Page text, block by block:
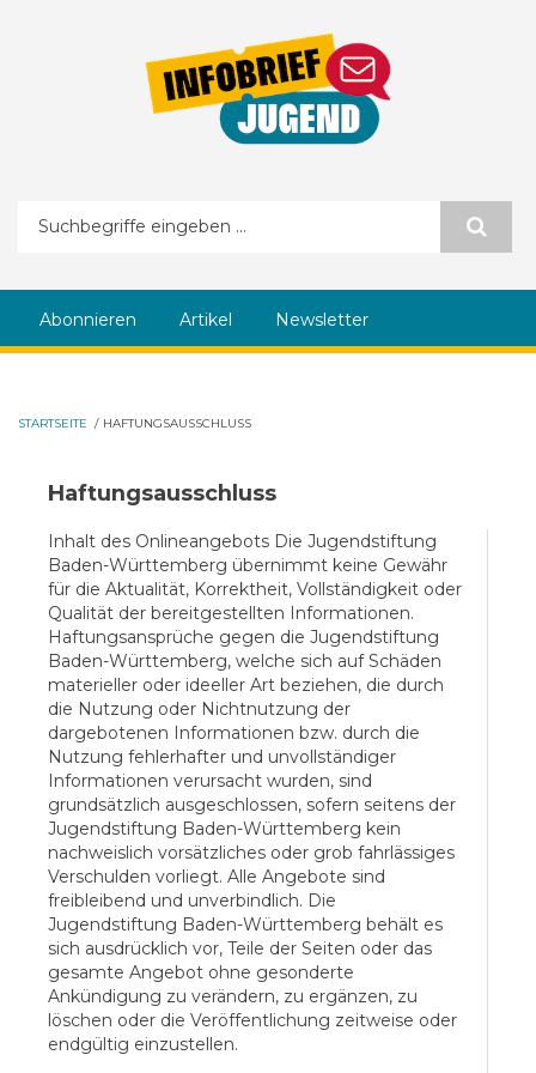
Suchformular
Abonnieren Artikel Newsletter
STARTSEITE / HAFTUNGSAUSSCHLUSS
Haftungsausschluss
Inhalt des Onlineangebots Die Jugendstiftung
Baden-Württemberg übernimmt keine Gewähr
für die Aktualität, Korrektheit, Vollständigkeit oder
Qualität der bereitgestellten Informationen.
Haftungsansprüche gegen die Jugendstiftung
Baden-Württemberg, welche sich auf Schäden
materieller oder ideeller Art beziehen, die durch
die Nutzung oder Nichtnutzung der
dargebotenen Informationen bzw. durch die
Nutzung fehlerhafter und unvollständiger
Informationen verursacht wurden, sind
grundsätzlich ausgeschlossen, sofern seitens der
Jugendstiftung Baden-Württemberg kein
nachweislich vorsätzliches oder grob fahrlässiges
Verschulden vorliegt. Alle Angebote sind
freibleibend und unverbindlich. Die
Jugendstiftung Baden-Württemberg behält es
sich ausdrücklich vor, Teile der Seiten oder das
gesamte Angebot ohne gesonderte
Ankündigung zu verändern, zu ergänzen, zu
löschen oder die Veröffentlichung zeitweise oder
endgültig einzustellen.